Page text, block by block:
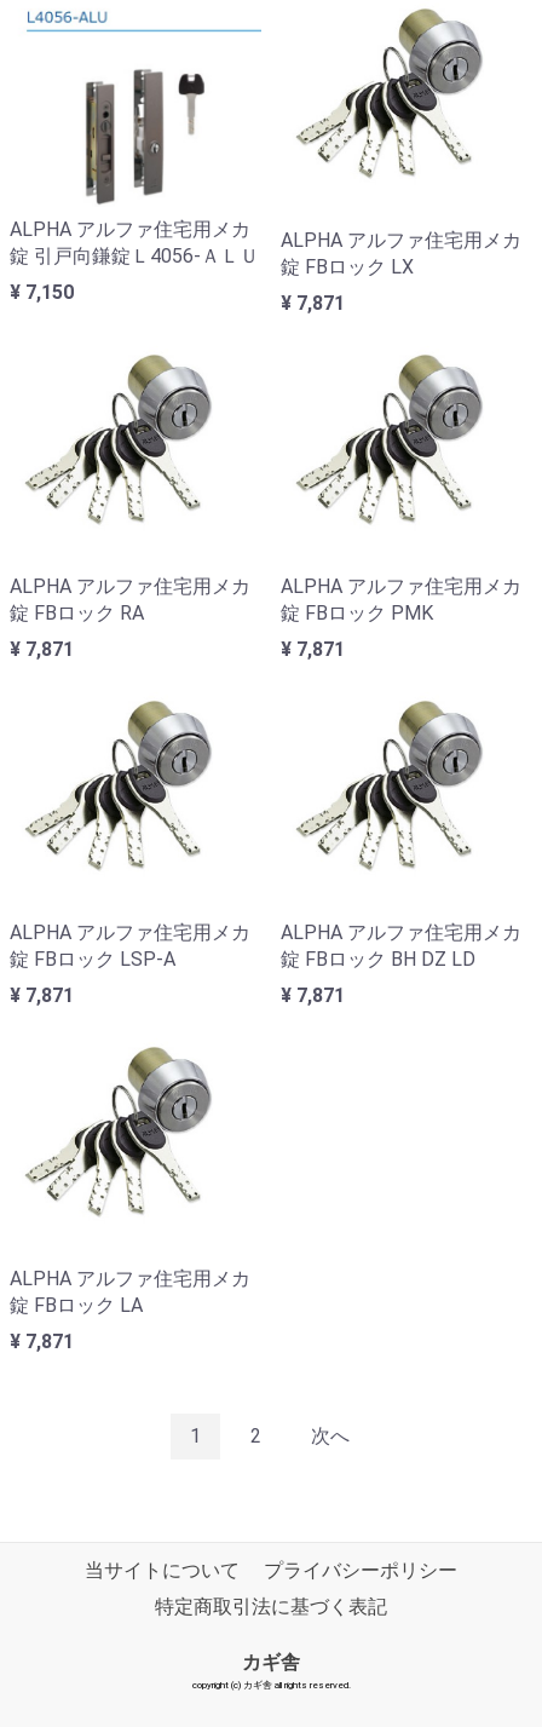
ALPHA アルファ住宅用メカ
錠 引戸向鎌錠Ｌ4056-ＡＬＵ
¥ 7,150
ALPHA アルファ住宅用メカ
錠 FBロック LX
¥ 7,871
ALPHA アルファ住宅用メカ
錠 FBロック RA
¥ 7,871
ALPHA アルファ住宅用メカ
錠 FBロック PMK
¥ 7,871
ALPHA アルファ住宅用メカ
錠 FBロック LSP-A
¥ 7,871
ALPHA アルファ住宅用メカ
錠 FBロック BH DZ LD
¥ 7,871
ALPHA アルファ住宅用メカ
錠 FBロック LA
¥ 7,871
1 2 次へ
当サイトについて
プライバシーポリシー
特定商取引法に基づく表記
カギ舎
copyright (c) カギ舎 all rights reserved.